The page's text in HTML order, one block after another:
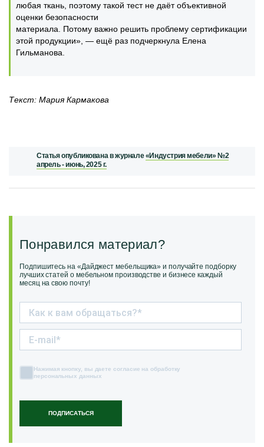
любая ткань, поэтому такой тест не даёт объективной
оценки безопасности
материала. Потому важно решить проблему сертификации
этой продукции», — ещё раз подчеркнула Елена
Гильманова.
Текст: Мария Кармакова
Статья опубликована в журнале«Индустрия мебели» №2
апрель - июнь, 2025 г.
Понравился материал?
Подпишитесь на «Дайджест мебельщика» и получайте подборку
лучших статей о мебельном производстве и бизнесе каждый
месяц на свою почту!
ПОДПИСАТЬСЯ
Нажимая кнопку, вы даете согласие на обработку
персональных данных